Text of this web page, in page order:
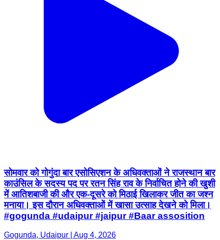
सोमवार को गोगुंदा बार एसोसिएशन के अधिवक्ताओं ने राजस्थान बार
काउंसिल के सदस्य पद पर रतन सिंह राव के निर्वाचित होने की खुशी
में आतिशबाजी की और एक-दूसरे को मिठाई खिलाकर जीत का जश्न
मनाया। इस दौरान अधिवक्ताओं में खासा उत्साह देखने को मिला।
#gogunda #udaipur #jaipur #Baar assosition
Gogunda, Udaipur | Aug 4, 2026